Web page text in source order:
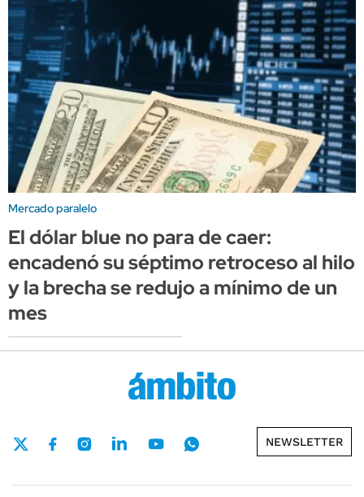
Mercado paralelo
El dólar blue no para de caer:
encadenó su séptimo retroceso al hilo
y la brecha se redujo a mínimo de un
mes
NEWSLETTER